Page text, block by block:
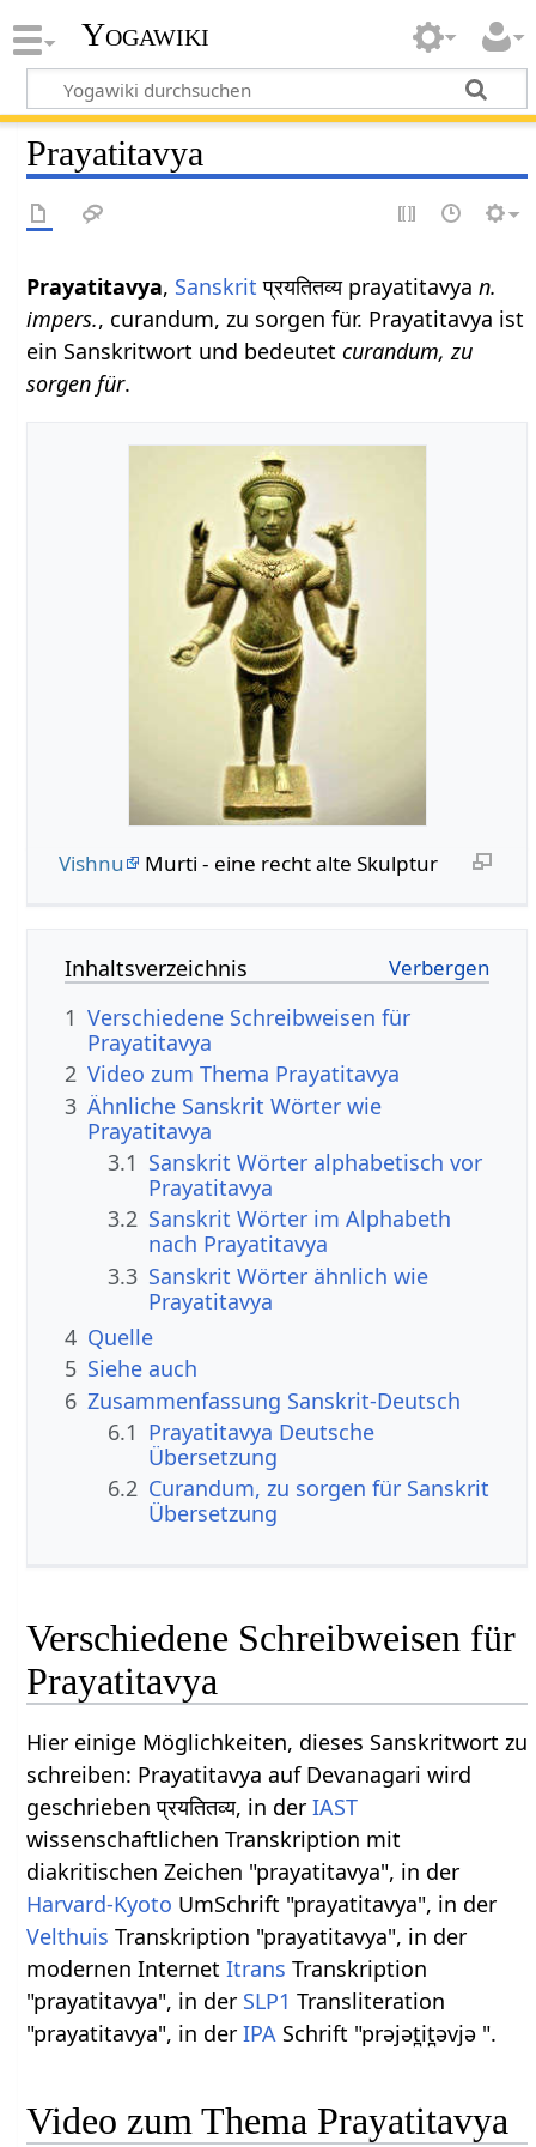
Yogawiki
Prayatitavya
Prayatitavya, Sanskrit प्रयतितव्य prayatitavyan.
impers., curandum, zu sorgen für. Prayatitavya ist
ein Sanskritwort und bedeutetcurandum, zu
sorgen für.
Vishnu Murti - eine recht alte Skulptur
Inhaltsverzeichnis
1 Verschiedene Schreibweisen für
Prayatitavya
2 Video zum Thema Prayatitavya
3 Ähnliche Sanskrit Wörter wie
Prayatitavya
3.1 Sanskrit Wörter alphabetisch vor
Prayatitavya
3.2 Sanskrit Wörter im Alphabeth
nach Prayatitavya
3.3 Sanskrit Wörter ähnlich wie
Prayatitavya
4 Quelle
5 Siehe auch
6 Zusammenfassung Sanskrit-Deutsch
6.1 Prayatitavya Deutsche
Übersetzung
6.2 Curandum, zu sorgen für Sanskrit
Übersetzung
Verschiedene Schreibweisen für
Prayatitavya
Hier einige Möglichkeiten, dieses Sanskritwort zu
schreiben: Prayatitavya auf Devanagari wird
geschrieben प्रयतितव्य, in derIAST
wissenschaftlichen Transkription mit
diakritischen Zeichen "prayatitavya", in der
Harvard-Kyoto UmSchrift "prayatitavya", in der
Velthuis Transkription "prayatitavya", in der
modernen InternetItrans Transkription
"prayatitavya", in der SLP1 Transliteration
"prayatitavya", in derIPA Schrift "prəjət̪it̪əvjə ".
Video zum Thema Prayatitavya